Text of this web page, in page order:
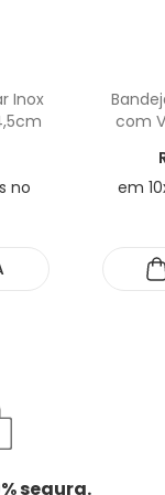
Inox
no
com
em
segura.